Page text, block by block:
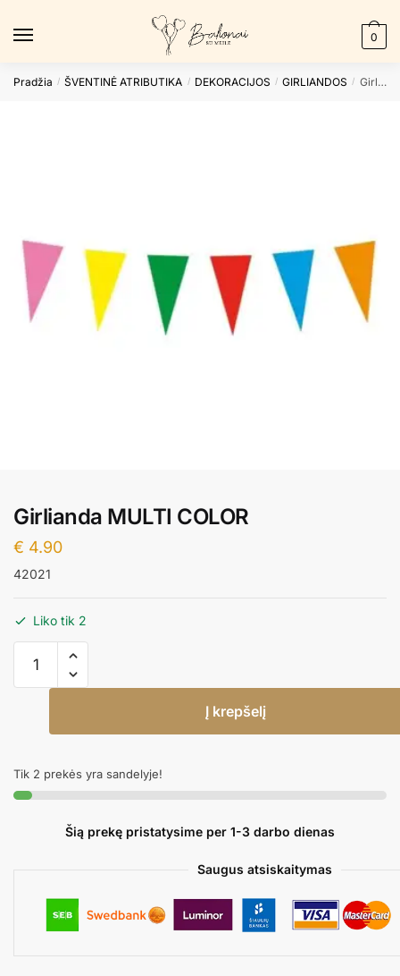
0
Pradžia / ŠVENTINĖ ATRIBUTIKA / DEKORACIJOS / GIRLIANDOS / Girlianda MULTI COLOR
Girlianda MULTI COLOR
€ 4.90
42021
Liko tik 2
kiekis:
Girlianda
COLOR
Į krepšelį
Tik 2 prekės yra sandelyje!
Šią prekę pristatysime per 1-3 darbo dienas
Saugus atsiskaitymas